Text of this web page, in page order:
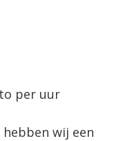
per uur
wij een